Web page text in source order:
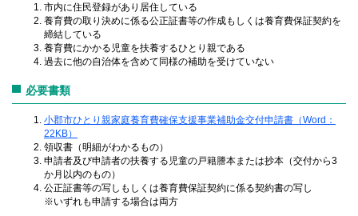
市内に住民登録があり居住している
養育費の取り決めに係る公正証書等の作成もしくは養育費保証契約を
締結している
養育費にかかる児童を扶養するひとり親である
過去に他の自治体を含めて同様の補助を受けていない
必要書類
小郡市ひとり親家庭養育費確保支援事業補助金交付申請書（Word：
22KB）
領収書（明細がわかるもの）
申請者及び申請者の扶養する児童の戸籍謄本または抄本（交付から3
か月以内のもの）
公正証書等の写しもしくは養育費保証契約に係る契約書の写し
※いずれも申請する場合は両方